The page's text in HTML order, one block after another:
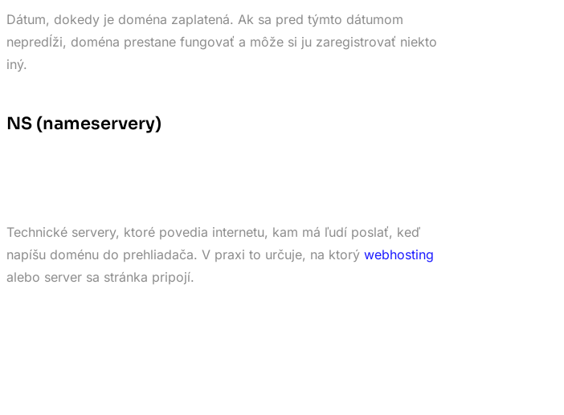
Dátum, dokedy je doména zaplatená. Ak sa pred týmto dátumom
nepredĺži, doména prestane fungovať a môže si ju zaregistrovať niekto
iný.
NS (nameservery)
Technické servery, ktoré povedia internetu, kam má ľudí poslať, keď
napíšu doménu do prehliadača. V praxi to určuje, na ktorý webhosting
alebo server sa stránka pripojí.